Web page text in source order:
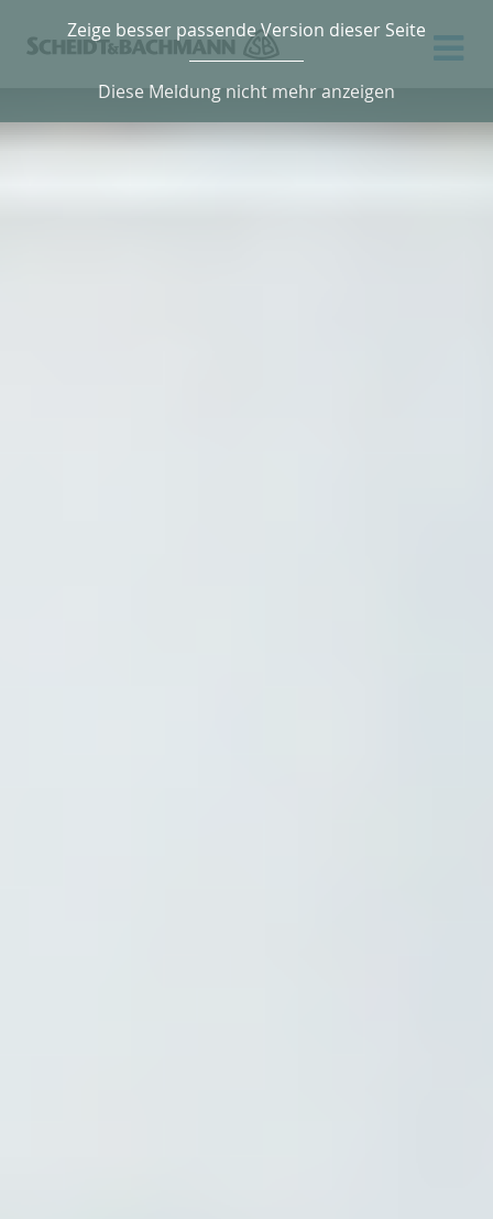
Zeige besser passende Version dieser Seite
Diese Meldung nicht mehr anzeigen